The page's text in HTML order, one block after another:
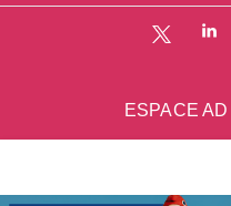
ESPACE AD